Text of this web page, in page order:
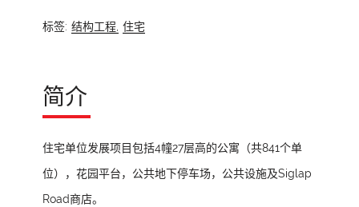
标签: 结构工程, 住宅
简介
住宅单位发展项目包括4幢27层高的公寓（共841个单
位），花园平台，公共地下停车场，公共设施及Siglap
Road商店。